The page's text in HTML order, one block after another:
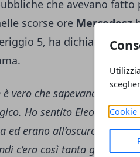
Cookie
che avevano
scorse ore Mercedesz
5, ha dichiarato di
vero che sapevano tutti
Ho sentito Eleonora
ed erano all’oscuro di
c’era così tanta gente